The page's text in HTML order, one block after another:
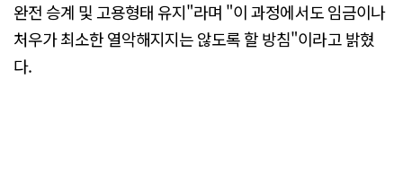
완전 승계 및 고용형태 유지"라며 "이 과정에서도 임금이나
처우가 최소한 열악해지지는 않도록 할 방침"이라고 밝혔
다.